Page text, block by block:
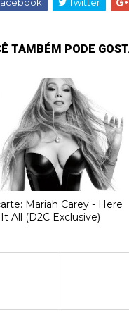
TAMBÉM PODE
Mariah Carey - Here
All (D2C Exclusive)